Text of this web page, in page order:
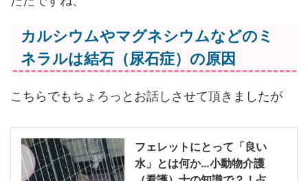
カルシウムやマグネシウムなどのミ
ネラルは結石（尿石症）の原因
こちらでもちょろっとお話しさせて頂きましたが
フェレットにとって「良い
水」とは何か…小動物介護